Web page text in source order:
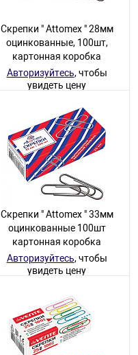
Скрепки " Attomex " 28мм
оцинкованные, 100шт,
картонная коробка
Авторизуйтесь, чтобы
увидеть цену
775 товаров
Скрепки " Attomex " 33мм
оцинкованные 100шт
картонная коробка
Авторизуйтесь, чтобы
увидеть цену